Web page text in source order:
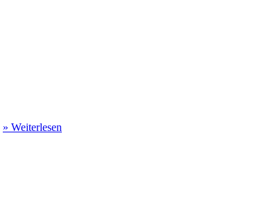
» Weiterlesen